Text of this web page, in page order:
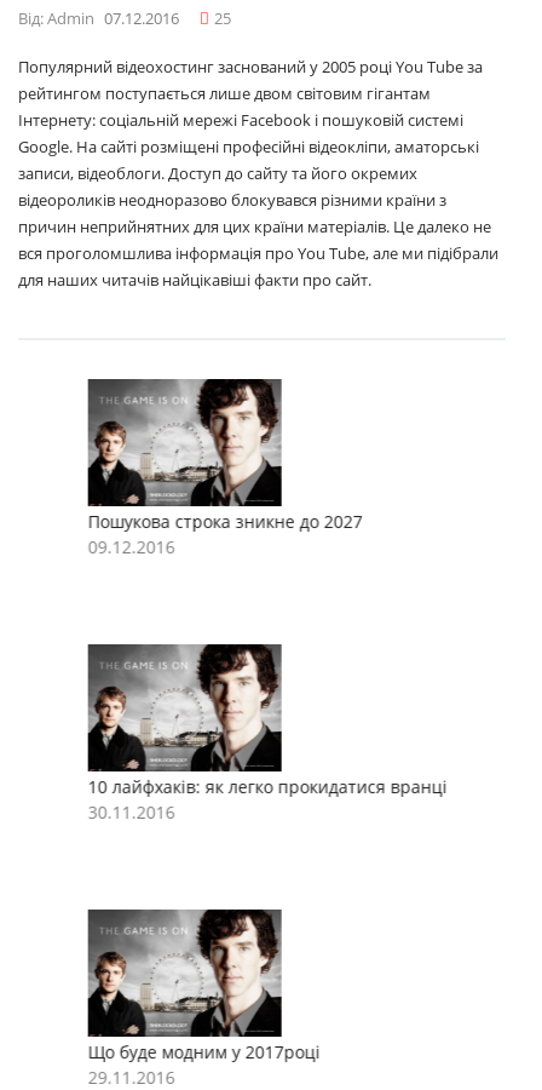
Від: Admin 07.12.2016 25
Популярний відеохостинг заснований у 2005 році You Tube за
рейтингом поступається лише двом світовим гігантам
Інтернету: соціальній мережі Facebook і пошуковій системі
Google. На сайті розміщені професійні відеокліпи, аматорські
записи, відеоблоги. Доступ до сайту та його окремих
відеороликів неодноразово блокувався різними країни з
причин неприйнятних для цих країни матеріалів. Це далеко не
вся проголомшлива інформація про You Tube, але ми підібрали
для наших читачів найцікавіші факти про сайт.
Пошукова строка зникне до 2027
09.12.2016
10 лайфхаків: як легко прокидатися вранці
30.11.2016
Що буде модним у 2017році
29.11.2016